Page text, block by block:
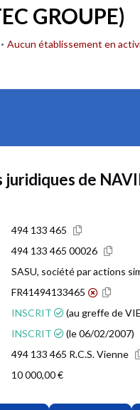
GROUPE)
· Aucun établissement en
de
494 133 465
494 133 465 00026
SASU, société par actions
FR41494133465
INSCRIT
(au greffe de
INSCRIT
(le 06/02/2007)
494 133 465 R.C.S. Vienne
10 000,00 €